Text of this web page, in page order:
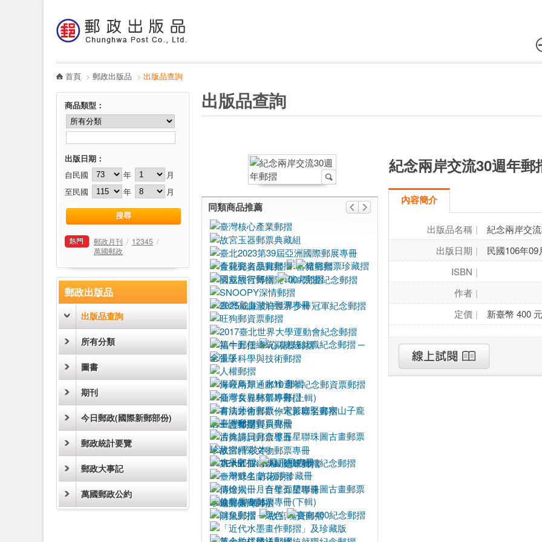
哪裡買
首頁 > 郵政出版品 > 出版品查詢
商品類型 ：
出版日期：
自民國 年
月
至民國
年 月
郵政月刊 / 12345 /
萬國郵政
郵政出版品
出版品查詢
所有分類
圖書
期刊
今日郵政(國際新郵部份)
郵政統計要覽
郵政大事記
萬國郵政公約
出版品查詢
同類商品推薦
紀念兩岸交流30週年郵
內容簡介
出版品名稱
紀念兩岸交
出版日期
民國106年09
ISBN
作者
定價
新臺幣 400 元